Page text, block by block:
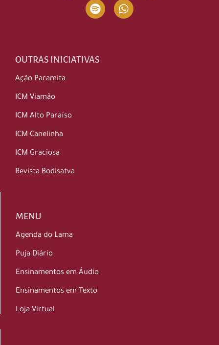
OUTRAS INICIATIVAS
Ação Paramita
ICM Viamão
ICM Alto Paraíso
ICM Canelinha
ICM Graciosa
Revista Bodisatva
MENU
Agenda do Lama
Puja Diário
Ensinamentos em Áudio
Ensinamentos em Texto
Loja Virtual